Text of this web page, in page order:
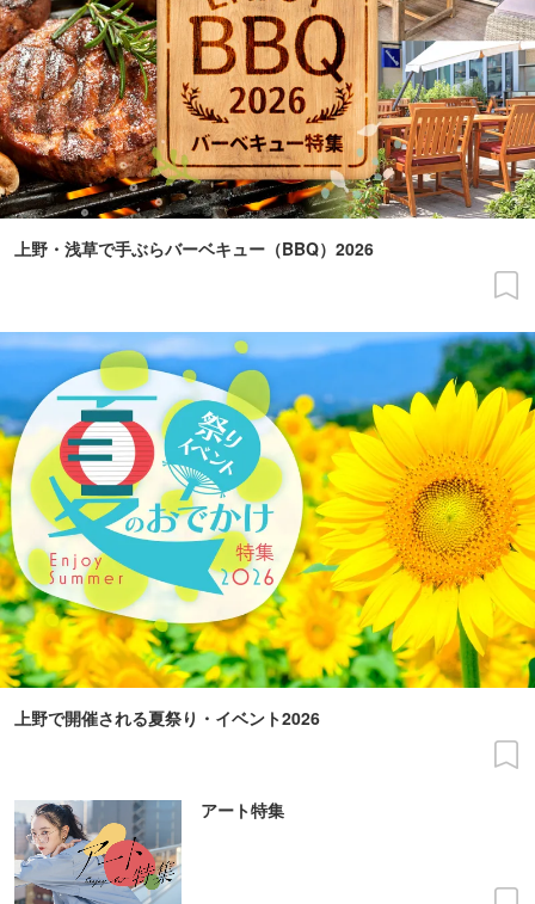
上野・浅草で手ぶらバーベキュー（BBQ）2026
上野で開催される夏祭り・イベント2026
アート特集